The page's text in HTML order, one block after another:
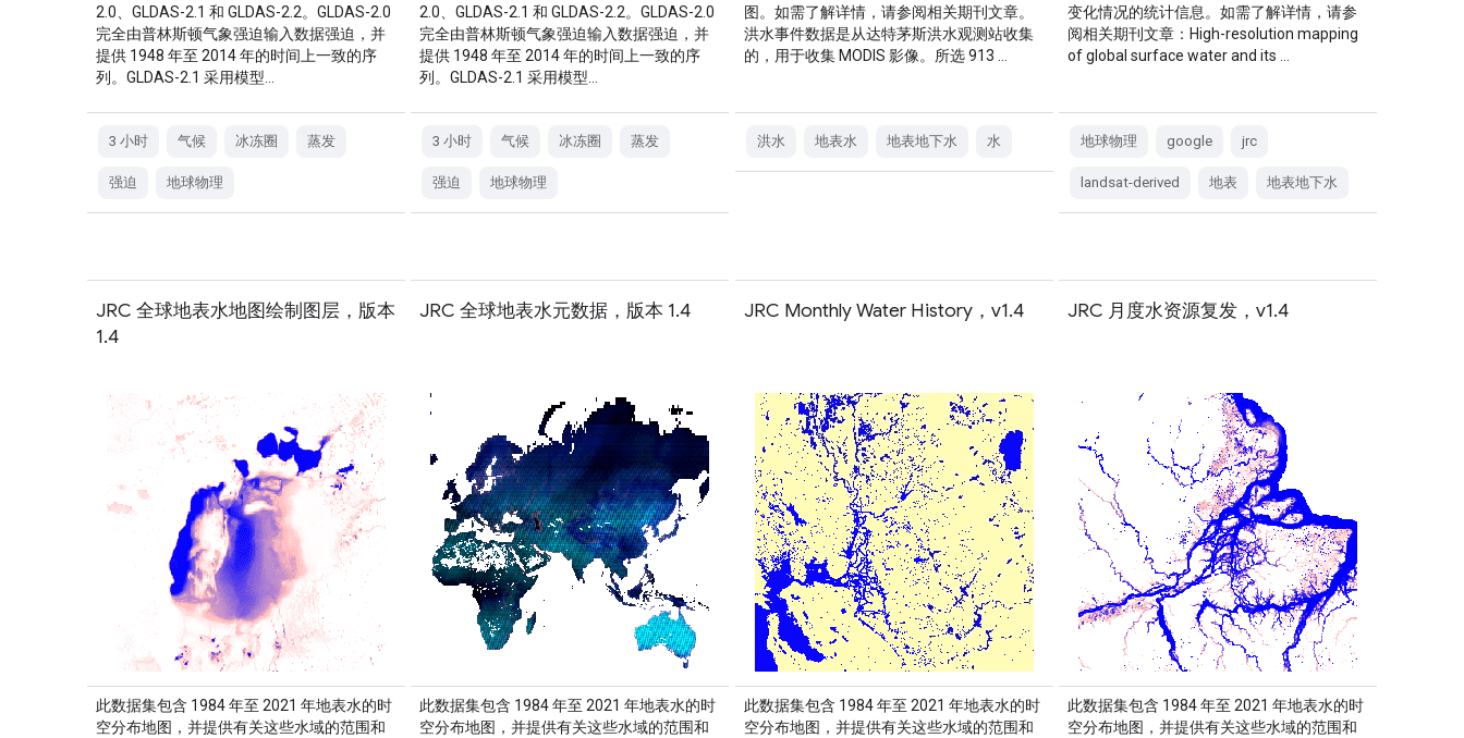
2.0、GLDAS-2.1 和 GLDAS-2.2。GLDAS-2.0
完全由普林斯顿气象强迫输入数据强迫，并
提供 1948 年至 2014 年的时间上一致的序
列。GLDAS-2.1 采用模型…
3 小时 气候 冰冻圈 蒸发
强迫 地球物理
2.0、GLDAS-2.1 和 GLDAS-2.2。GLDAS-2.0
完全由普林斯顿气象强迫输入数据强迫，并
提供 1948 年至 2014 年的时间上一致的序
列。GLDAS-2.1 采用模型…
3 小时 气候 冰冻圈 蒸发
强迫 地球物理
图。如需了解详情，请参阅相关期刊文章。
洪水事件数据是从达特茅斯洪水观测站收集
的，用于收集 MODIS 影像。所选 913 …
洪水 地表水 地表地下水 水
变化情况的统计信息。如需了解详情，请参
阅相关期刊文章：High-resolution mapping
of global surface water and its …
地球物理 google jrc
landsat-derived 地表 地表地下水
JRC 全球地表水地图绘制图层，版本
1.4
此数据集包含 1984 年至 2021 年地表水的时
空分布地图，并提供有关这些水域的范围和
JRC 全球地表水元数据，版本 1.4
此数据集包含 1984 年至 2021 年地表水的时
空分布地图，并提供有关这些水域的范围和
JRC Monthly Water History，v1.4
此数据集包含 1984 年至 2021 年地表水的时
空分布地图，并提供有关这些水域的范围和
JRC 月度水资源复发，v1.4
此数据集包含 1984 年至 2021 年地表水的时
空分布地图，并提供有关这些水域的范围和